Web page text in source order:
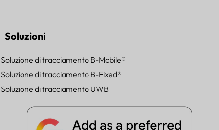
Soluzioni
Soluzione di tracciamento B-Mobile®
Soluzione di tracciamento B-Fixed®
Soluzione di tracciamento UWB